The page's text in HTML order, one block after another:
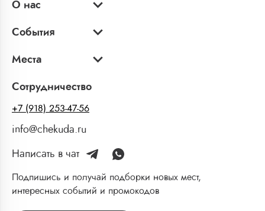
О нас
События
Места
Сотрудничество
+7 (918) 253-47-56
info@chekuda.ru
Написать в чат
Подпишись и получай подборки новых мест,
интересных событий и промокодов